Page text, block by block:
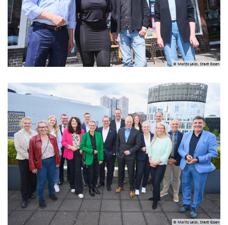
© Moritz Leick, Stadt Essen
© Moritz Leick, Stadt Essen